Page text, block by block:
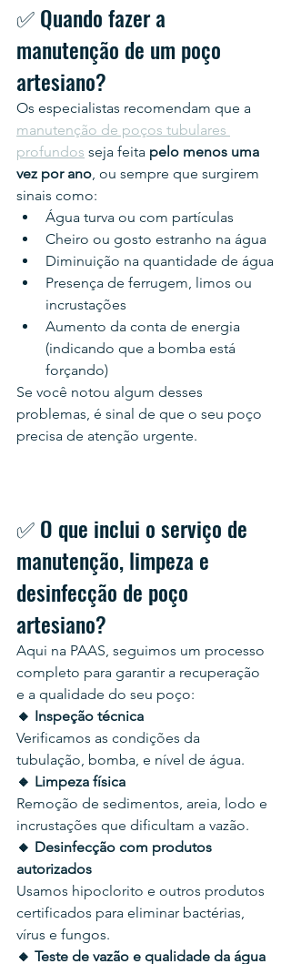
✅ Quando fazer a
manutenção de um poço
artesiano?
Os especialistas recomendam que a
manutenção de poços tubulares
profundos seja feita pelo menos uma
vez por ano, ou sempre que surgirem
sinais como:
Água turva ou com partículas
Cheiro ou gosto estranho na água
Diminuição na quantidade de água
Presença de ferrugem, limos ou
incrustações
Aumento da conta de energia
(indicando que a bomba está
forçando)
Se você notou algum desses
problemas, é sinal de que o seu poço
precisa de atenção urgente.
✅ O que inclui o serviço de
manutenção, limpeza e
desinfecção de poço
artesiano?
Aqui na PAAS, seguimos um processo
completo para garantir a recuperação
e a qualidade do seu poço:
🔸 Inspeção técnica
Verificamos as condições da
tubulação, bomba, e nível de água.
🔸 Limpeza física
Remoção de sedimentos, areia, lodo e
incrustações que dificultam a vazão.
🔸 Desinfecção com produtos
autorizados
Usamos hipoclorito e outros produtos
certificados para eliminar bactérias,
vírus e fungos.
🔸 Teste de vazão e qualidade da água